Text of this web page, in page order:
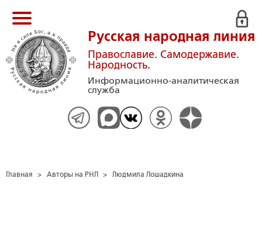
Русская народная линия
Православие. Самодержавие.
Народность.
Информационно-аналитическая
служба
Главная > Авторы на РНЛ > Людмила Лошадкина